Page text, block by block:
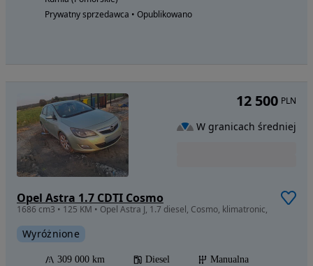
Prywatny sprzedawca • Opublikowano
Opel Astra 1.7 CDTI Cosmo
1686 cm3 • 125 KM • Opel Astra J, 1.7 diesel, Cosmo, klimatronic,
Wyróżnione
309 000 km Diesel
Manualna
12 500 PLN
W granicach średniej